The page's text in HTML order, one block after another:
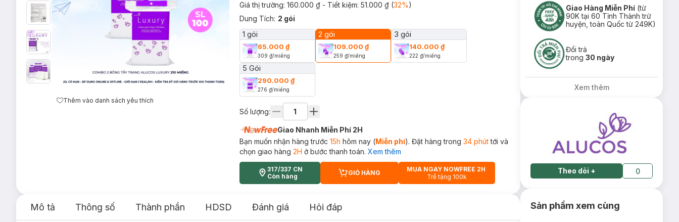
Thêm vào danh sách yêu thích
Giá thị trường: 160.000 ₫ - Tiết kiệm: 51.000 ₫(32%)
Dung Tích: 2 gói
1 gói
65.000 ₫
309 ₫/miếng
2 gói
109.000 ₫
259 ₫/miếng
3 gói
140.000 ₫
222 ₫/miếng
5 Gói
290.000 ₫
276 ₫/miếng
Số lượng:
Giao Nhanh Miễn Phí 2H
Bạn muốn nhận hàng trước 15h hôm nay (Miễn phí). Đặt hàng trong 34 phúttới và
chọn giao hàng 2H ở bước thanh toán. Xem thêm
317/337 CN
Còn hàng
CART PLUS ICON
GIỎ HÀNG
MUA NGAY NOWFREE 2H
Trễ tặng 100k
Mô tả Thông số Thành phần HDSD Đánh giá Hỏi đáp
Giao Hàng Miễn Phí (từ
90K tại 60 Tỉnh Thành trừ
huyện, toàn Quốc từ 249K)
Đổi trả
trong30 ngày
Xem thêm
Theo dõi + 0
Sản phẩm xem cùng